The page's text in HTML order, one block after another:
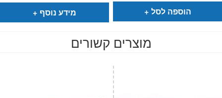
₪169.
מידע נוסף ₪349.
הוספה לסל
מוצרים קשורים